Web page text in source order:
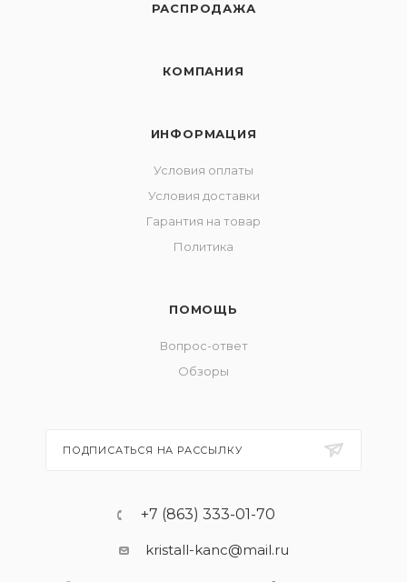
РАСПРОДАЖА
КОМПАНИЯ
ИНФОРМАЦИЯ
Условия оплаты
Условия доставки
Гарантия на товар
Политика
ПОМОЩЬ
Вопрос-ответ
Обзоры
ПОДПИСАТЬСЯ НА РАССЫЛКУ
+7 (863) 333-01-70
kristall-kanc@mail.ru